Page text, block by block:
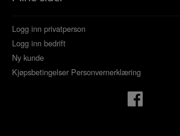
Logg inn privatperson
Logg inn bedrift
Ny kunde
Kjøpsbetingelser Personvernerklæring